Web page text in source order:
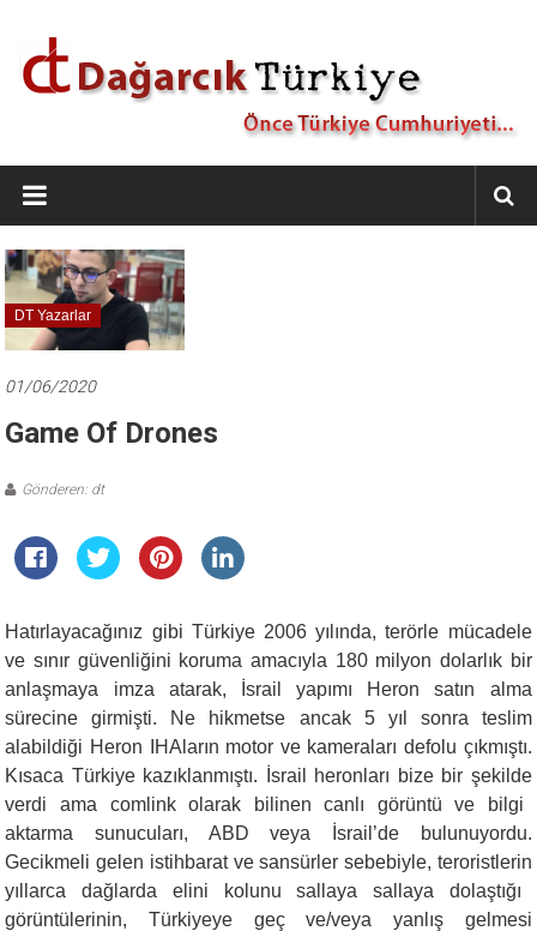
Dağarcık
Türkiye
Önce
Türkiye
Cumhuriyeti…
DT Yazarlar
01/06/2020
Game Of Drones
Gönderen: dt
Hatırlayacağınız gibi Türkiye 2006 yılında,terörle mücadele
ve sınır güvenliğini koruma amacıyla 180 milyon dolarlık bir
anlaşmaya imza atarak, İsrail yapımı Heron satın alma
sürecine girmişti. Ne hikmetse ancak5 yıl sonra teslim
alabildiği Heron IHAların motor ve kameraları defolu çıkmıştı.
Kısaca Türkiye kazıklanmıştı.
İsrail heronları bize bir şekilde
verdi ama comlink olarak bilinen canlı görüntü ve bilgi
aktarma sunucuları, ABD veya İsrail’de bulunuyordu.
Gecikmeli gelen istihbaratve sansür ler sebebiyle, teroristlerin
yıllarca dağlarda elini kolunu sallaya sallaya dolaştığı
görüntülerinin, Türkiyeye geçve/veya yanlış gelmesi